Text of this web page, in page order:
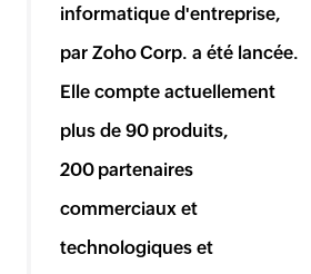
informatique d'entreprise,
par Zoho Corp. a été lancée.
Elle compte actuellement
plus de 90 produits,
200 partenaires
commerciaux et
technologiques et